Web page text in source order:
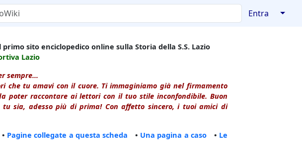
Entra ↓
primo sito enciclopedico online sulla Storia della S.S. Lazio
Lazio
sempre...
che tu amavi con il cuore. Ti immaginiamo già nel firmamento
poter raccontare ai lettori con il tuo stile inconfondibile. Buon
tu sia, adesso più di prima! Con affetto sincero, i tuoi amici di
• Pagine collegate a questa scheda • Una pagina a caso • Le